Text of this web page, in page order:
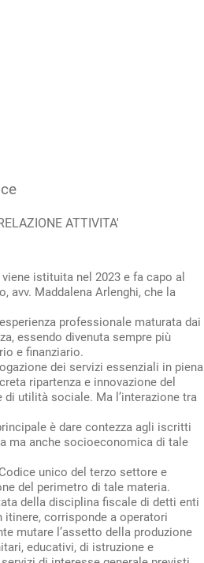
ATTIVITA'
istituita nel 2023 e fa capo al
avv. Maddalena Arlenghi, che la
professionale maturata dai
essendo divenuta sempre più
e finanziario.
dei servizi essenziali in piena
ripartenza e innovazione del
utilità sociale. Ma l’interazione tra
è dare contezza agli iscritti
ma anche socioeconomica di tale
unico del terzo settore e
del perimetro di tale materia.
della disciplina fiscale di detti enti
itinere, corrisponde a operatori
mutare l’assetto della produzione
educativi, di istruzione e